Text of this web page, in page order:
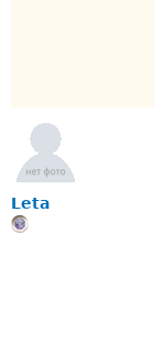
Leta